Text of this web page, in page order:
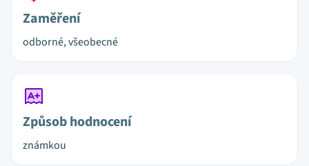
Zaměření
odborné, všeobecné
Způsob hodnocení
známkou